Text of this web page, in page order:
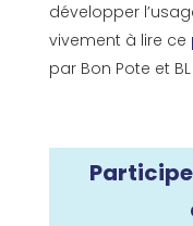
développer
vivement à lire ce
par Bon Pote et